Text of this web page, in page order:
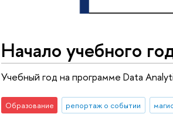
Начало учебного
Учебный год на программе Data
Образование репортаж о событии